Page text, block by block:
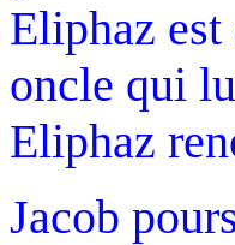
Eliphaz
oncle qui
Eliphaz
Jacob